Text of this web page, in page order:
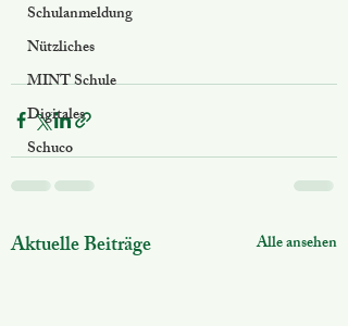
Schulanmeldung
Nützliches
MINT Schule
Digitales
Schuco
Aktuelle Beiträge Alle ansehen